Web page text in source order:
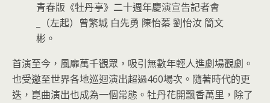
青春版《牡丹亭》二十週年慶演宣告記者會
_（左起）曾繁城 白先勇 陳怡蓁 劉怡汝 簡文
彬。
首演至今，風靡萬千觀眾，吸引無數年輕人進劇場觀劇。
也受邀至世界各地巡迴演出超過460場次。隨著時代的更
迭，崑曲演出也成為一個常態。牡丹花開飄香萬里，除了